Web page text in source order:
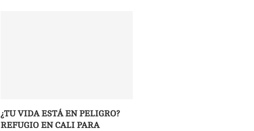
¿TU VIDA ESTÁ EN PELIGRO?
REFUGIO EN CALI PARA